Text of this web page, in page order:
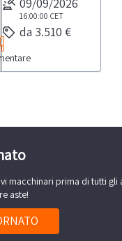
09/09/2026
16:00:00 CET
da 3.510 €
macchinari prima di tutti gli
aste!